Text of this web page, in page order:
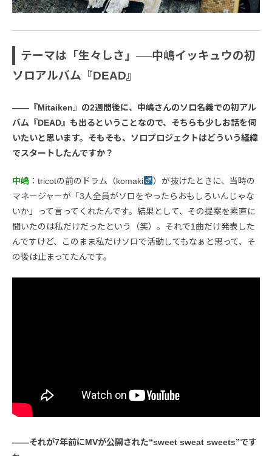
テーマは「生々しさ」──中嶋イッキュウの初
ソロアルバム『DEAD』
――『Mitaiken』の2週間後に、中嶋さんのソロ名義での初アル
バム『DEAD』も出るということなので、そちらも少しお話を伺
いたいと思います。そもそも、ソロプロジェクトはどういう経緯
でスタートしたんですか？
中嶋 ：tricotの前のドラム（komaki
）が抜けたときに、当時の
マネージャーが「3人全員がソロをやったらおもしろいんじゃな
いか」って言ってくれたんです。結果として、その提案を素直に
聞いたのは私だけだったという（笑）。それで1曲だけ発表した
んですけど、このまま私だけソロで活動してもなぁと思って、そ
の後は止まってたんです。
――それが7年前にMVが公開された“sweet sweat sweets”です